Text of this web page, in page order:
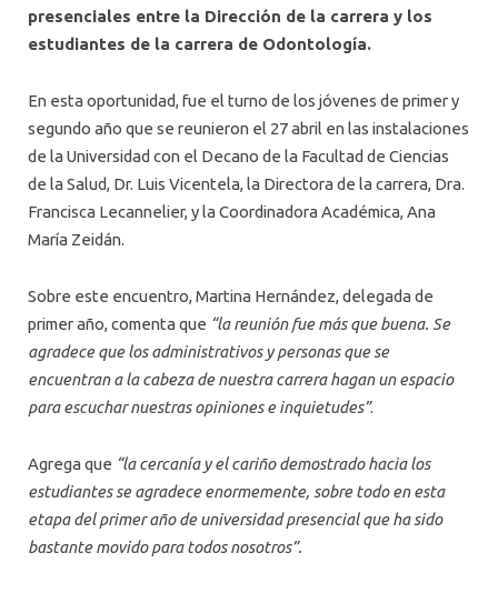
presenciales entre la Dirección de la carrera y los
estudiantes de la carrera de Odontología.
En esta oportunidad, fue el turno de los jóvenes de primer y
segundo año que se reunieron el 27 abril en las instalaciones
de la Universidad con el Decano de la Facultad de Ciencias
de la Salud, Dr. Luis Vicentela, la Directora de la carrera, Dra.
Francisca Lecannelier, y la Coordinadora Académica, Ana
María Zeidán.
Sobre este encuentro, Martina Hernández, delegada de
primer año, comenta que “la reunión fue más que buena. Se
agradece que los administrativos y personas que se
encuentran a la cabeza de nuestra carrera hagan un espacio
para escuchar nuestras opiniones e inquietudes”.
Agrega que “la cercanía y el cariño demostrado hacia los
estudiantes se agradece enormemente, sobre todo en esta
etapa del primer año de universidad presencial que ha sido
bastante movido para todos nosotros”.